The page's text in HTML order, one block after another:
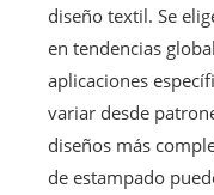
diseño textil. Se
en tendencias
aplicaciones
variar desde
diseños más
de estampado